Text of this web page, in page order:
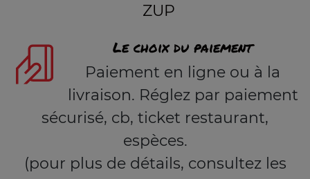
ZUP
Le choix du paiement
Paiement en ligne ou à la
livraison. Réglez par paiement
sécurisé, cb, ticket restaurant,
espèces.
(pour plus de détails, consultez les